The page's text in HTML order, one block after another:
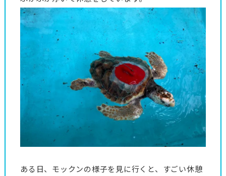
ある日、モックンの様子を見に行くと、すごい休憩